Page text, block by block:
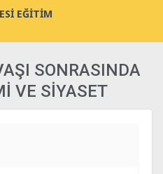
EĞİTİM
SONRASINDA
VE SİYASET